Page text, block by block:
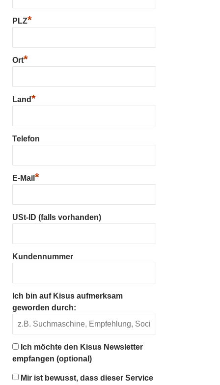
PLZ*
Ort*
Land*
Telefon
E-Mail *
USt-ID (falls vorhanden)
Kundennummer
Ich bin auf Kisus aufmerksam
geworden durch:
Ich möchte den Kisus Newsletter
empfangen (optional)
Mir ist bewusst, dass dieser Service